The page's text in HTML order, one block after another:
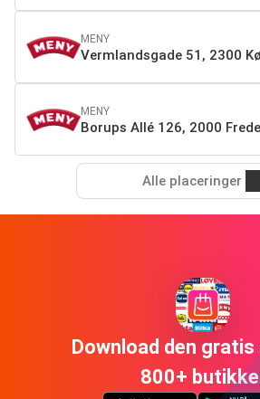
MENY
Vermlandsgade 51, 2300
MENY
Borups Allé 126, 2000
Alle placeringer
Download den gratis
800+